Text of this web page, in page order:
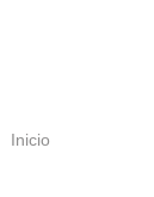
Inicio